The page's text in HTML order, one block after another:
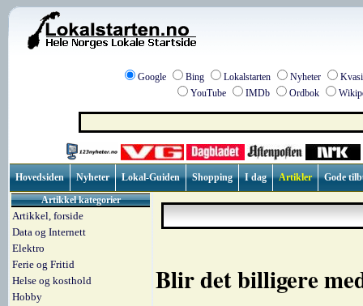
Google Bing Lokalstarten Nyheter
YouTube
IMDb Ordbok
Hovedsiden Nyheter Lokal-Guiden Shopping I dag Artikler
Gode
Artikkel kategorier
Artikkel, forside
Data og Internett
Elektro
Ferie og Fritid
Helse og kosthold
Hobby
Blir det billigere